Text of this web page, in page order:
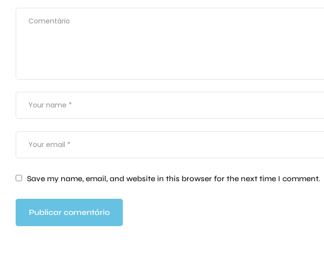
Save my name, email, and website in this browser for the next time I comment.